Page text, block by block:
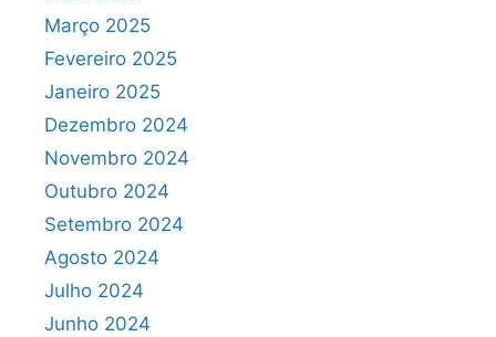
Março 2025
Fevereiro 2025
Janeiro 2025
Dezembro 2024
Novembro 2024
Outubro 2024
Setembro 2024
Agosto 2024
Julho 2024
Junho 2024